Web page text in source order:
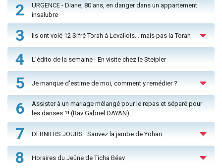
2
URGENCE - Diane, 80 ans, en danger dans un appartement
insalubre
3 Ils ont volé 12 Sifré Torah à Levallois… mais pas la Torah
4 L'édito de la semaine - En visite chez le Steipler
5 Je manque d'estime de moi, comment y remédier ?
6
Assister à un mariage mélangé pour le repas et séparé pour
les danses ?! (Rav Gabriel DAYAN)
7 DERNIERS JOURS : Sauvez la jambe de Yohan
8 Horaires du Jeûne de Ticha Béav